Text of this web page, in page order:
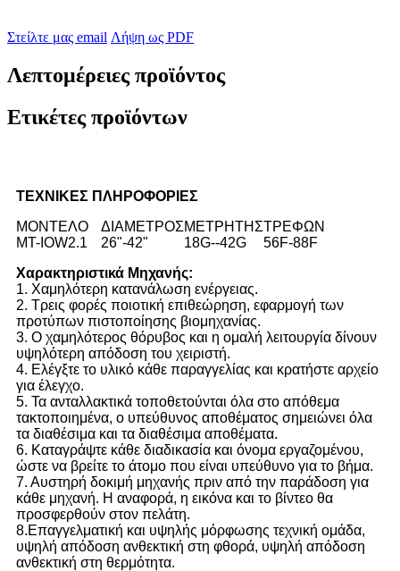
Στείλτε μας email Λήψη ως PDF
Λεπτομέρειες προϊόντος
Ετικέτες προϊόντων
ΤΕΧΝΙΚΕΣ ΠΛΗΡΟΦΟΡΙΕΣ
ΜΟΝΤΕΛΟ
ΔΙΑΜΕΤΡΟΣΜΕΤΡΗΤΗΣΤΡΕΦΩΝ
MT-IOW2.1
26"-42" 18G--42G
56F-88F
Χαρακτηριστικά Μηχανής:
1. Χαμηλότερη κατανάλωση ενέργειας.
2. Τρεις φορές ποιοτική επιθεώρηση, εφαρμογή των
προτύπων πιστοποίησης βιομηχανίας.
3. Ο χαμηλότερος θόρυβος και η ομαλή λειτουργία δίνουν
υψηλότερη απόδοση του χειριστή.
4. Ελέγξτε το υλικό κάθε παραγγελίας και κρατήστε αρχείο
για έλεγχο.
5. Τα ανταλλακτικά τοποθετούνται όλα στο απόθεμα
τακτοποιημένα, ο υπεύθυνος αποθέματος σημειώνει όλα
τα διαθέσιμα και τα διαθέσιμα αποθέματα.
6. Καταγράψτε κάθε διαδικασία και όνομα εργαζομένου,
ώστε να βρείτε το άτομο που είναι υπεύθυνο για το βήμα.
7. Αυστηρή δοκιμή μηχανής πριν από την παράδοση για
κάθε μηχανή. Η αναφορά, η εικόνα και το βίντεο θα
προσφερθούν στον πελάτη.
8.Επαγγελματική και υψηλής μόρφωσης τεχνική ομάδα,
υψηλή απόδοση ανθεκτική στη φθορά, υψηλή απόδοση
ανθεκτική στη θερμότητα.